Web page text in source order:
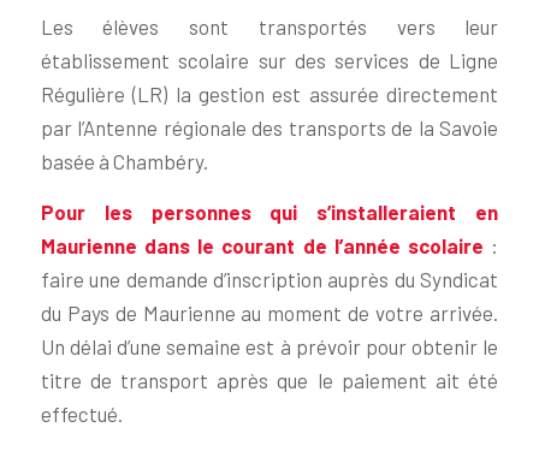
Les élèves sont transportés vers leur
établissement scolaire sur des services de Ligne
Régulière (LR) la gestion est assurée directement
par l’Antenne régionale des transports de la Savoie
basée à Chambéry.
Pour les personnes qui s’installeraient en
Maurienne dans le courant de l’année scolaire :
faire une demande d’inscription auprès du Syndicat
du Pays de Maurienne au moment de votre arrivée.
Un délai d’une semaine est à prévoir pour obtenir le
titre de transport après que le paiement ait été
effectué.